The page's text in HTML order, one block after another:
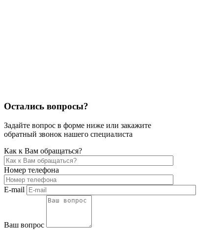
Остались вопросы?
Задайте вопрос в форме ниже или закажите
обратный звонок нашего специалиста
Как к Вам обращаться?
Номер телефона
E-mail
Ваш вопрос